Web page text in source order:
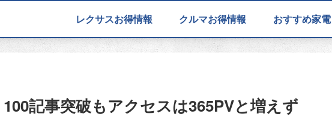
レクサスお得情報 クルマお得情報 おすすめ家電
記事突破もアクセスは365PVと増えず